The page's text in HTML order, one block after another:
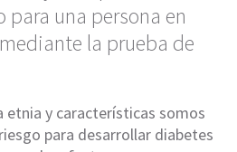
para una persona en
la prueba de
etnia y características somos
para desarrollar diabetes